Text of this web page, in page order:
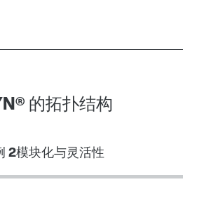
的拓扑结构
2模块化与灵活性